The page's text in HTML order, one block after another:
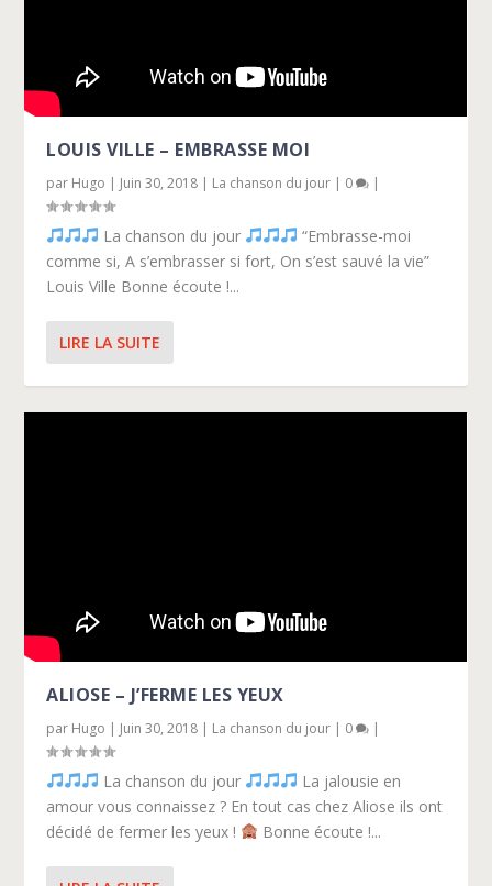
LOUIS VILLE – EMBRASSE MOI
par Hugo | Juin 30, 2018 | La chanson du jour | 0 |
La chanson du jour
“Embrasse-moi
comme si, A s’embrasser si fort, On s’est sauvé la vie”
Louis Ville Bonne écoute !...
LIRE LA SUITE
ALIOSE – J’FERME LES YEUX
par Hugo | Juin 30, 2018 | La chanson du jour | 0 |
La chanson du jour
La jalousie en
amour vous connaissez ? En tout cas chez Aliose ils ont
décidé de fermer les yeux !
Bonne écoute !...